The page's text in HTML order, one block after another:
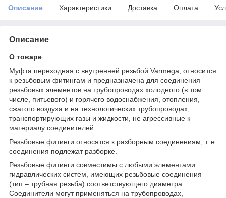
Описание Характеристики Доставка Оплата
Описание
О товаре
Муфта переходная с внутренней резьбой Varmega, относится
к резьбовым фитингам и предназначена для соединения
резьбовых элементов на трубопроводах холодного (в том
числе, питьевого) и горячего водоснабжения, отопления,
сжатого воздуха и на технологических трубопроводах,
транспортирующих газы и жидкости, не агрессивные к
материалу соединителей.
Резьбовые фитинги относятся к разборным соединениям, т. е.
соединения подлежат разборке.
Резьбовые фитинги совместимы с любыми элементами
гидравлических систем, имеющих резьбовые соединения
(тип – трубная резьба) соответствующего диаметра.
Соединители могут применяться на трубопроводах,